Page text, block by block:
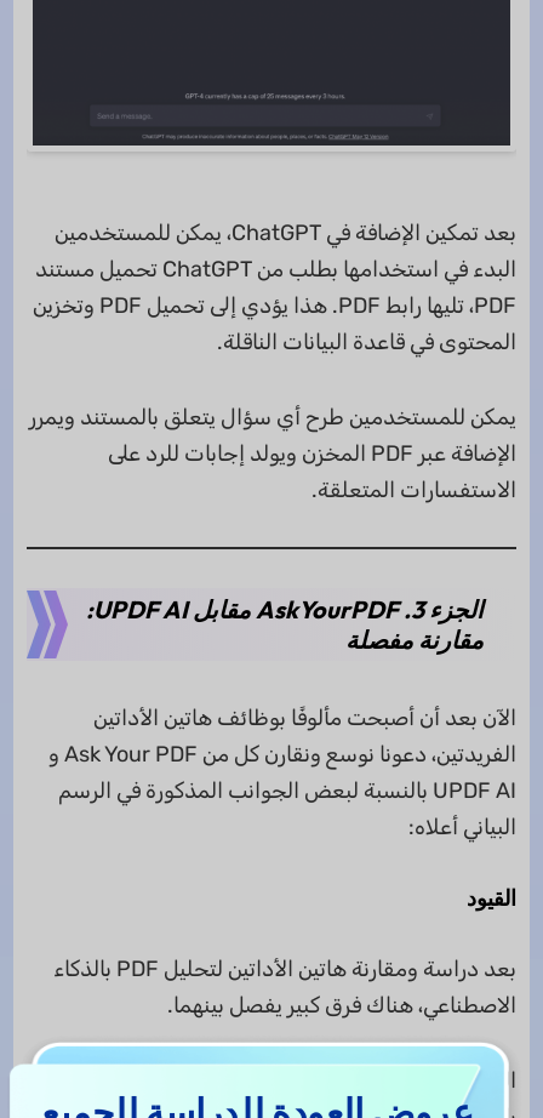
بعد تمكين الإضافة في ChatGPT، يمكن للمستخدمين
البدء في استخدامها بطلب من ChatGPT تحميل مستند
PDF، تليها رابط PDF. هذا يؤدي إلى تحميل PDF وتخزين
المحتوى في قاعدة البيانات الناقلة.
يمكن للمستخدمين طرح أي سؤال يتعلق بالمستند ويمرر
الإضافة عبر PDF المخزن ويولد إجابات للرد على
الاستفسارات المتعلقة.
الجزء 3. AskYourPDF مقابل UPDF AI:
مقارنة مفصلة
الآن بعد أن أصبحت مألوفًا بوظائف هاتين الأداتين
الفريدتين، دعونا نوسع ونقارن كل من Ask Your PDF و
UPDF AI بالنسبة لبعض الجوانب المذكورة في الرسم
البياني أعلاه:
القيود
بعد دراسة ومقارنة هاتين الأداتين لتحليل PDF بالذكاء
الاصطناعي، هناك فرق كبير يفصل بينهما.